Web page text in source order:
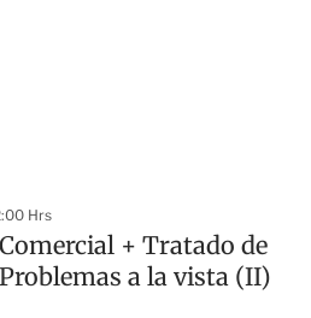
Hrs
+ Tratado de
a la vista (II)